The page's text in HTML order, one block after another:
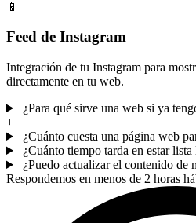
📱
Feed de Instagram
Integración de tu Instagram para
directamente en tu web.
¿Para qué sirve una web si ya
+
¿Cuánto cuesta una página web
¿Cuánto tiempo tarda en estar
¿Puedo actualizar el contenido de
Respondemos en menos de 2 horas